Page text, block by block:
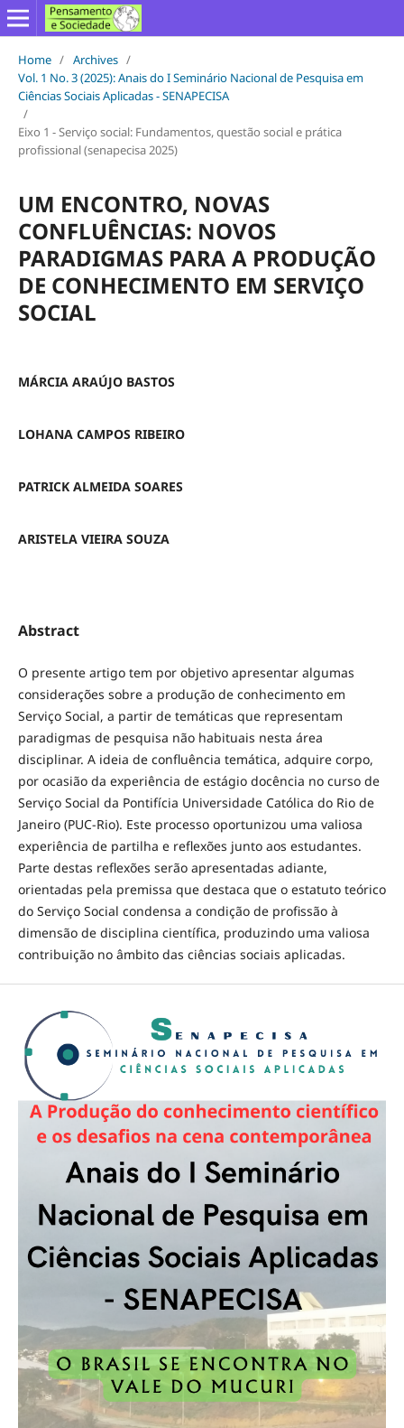
Home / Archives /
Vol. 1 No. 3 (2025): Anais do I Seminário Nacional de Pesquisa em
Ciências Sociais Aplicadas - SENAPECISA
/
Eixo 1 - Serviço social: Fundamentos, questão social e prática
profissional (senapecisa 2025)
UM ENCONTRO, NOVAS
CONFLUÊNCIAS: NOVOS
PARADIGMAS PARA A PRODUÇÃO
DE CONHECIMENTO EM SERVIÇO
SOCIAL
MÁRCIA ARAÚJO BASTOS
LOHANA CAMPOS RIBEIRO
PATRICK ALMEIDA SOARES
ARISTELA VIEIRA SOUZA
Abstract
O presente artigo tem por objetivo apresentar algumas
considerações sobre a produção de conhecimento em
Serviço Social, a partir de temáticas que representam
paradigmas de pesquisa não habituais nesta área
disciplinar. A ideia de confluência temática, adquire corpo,
por ocasião da experiência de estágio docência no curso de
Serviço Social da Pontifícia Universidade Católica do Rio de
Janeiro (PUC-Rio). Este processo oportunizou uma valiosa
experiência de partilha e reflexões junto aos estudantes.
Parte destas reflexões serão apresentadas adiante,
orientadas pela premissa que destaca que o estatuto teórico
do Serviço Social condensa a condição de profissão à
dimensão de disciplina científica, produzindo uma valiosa
contribuição no âmbito das ciências sociais aplicadas.